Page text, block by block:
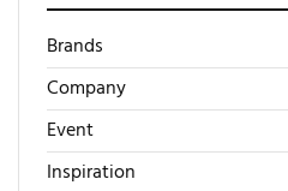
Brands
Company
Event
Inspiration